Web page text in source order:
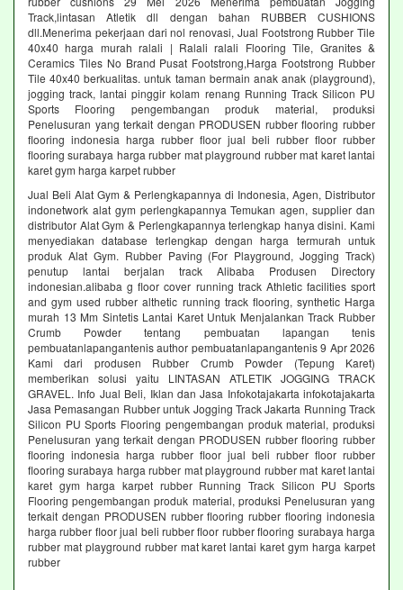
Track,lintasan Atletik dll dengan bahan RUBBER CUSHIONS
dll.Menerima pekerjaan dari nol renovasi, Jual Footstrong Rubber Tile
40x40 harga murah ralali | Ralali ralali Flooring Tile, Granites &
Ceramics Tiles No Brand Pusat Footstrong,Harga Footstrong Rubber
Tile 40x40 berkualitas. untuk taman bermain anak anak (playground),
jogging track, lantai pinggir kolam renang Running Track Silicon PU
Sports Flooring pengembangan produk material, produksi
Penelusuran yang terkait dengan PRODUSEN rubber flooring rubber
flooring indonesia harga rubber floor jual beli rubber floor rubber
flooring surabaya harga rubber mat playground rubber mat karet lantai
karet gym harga karpet rubber
Jual Beli Alat Gym & Perlengkapannya di Indonesia, Agen, Distributor
indonetwork alat gym perlengkapannya Temukan agen, supplier dan
distributor Alat Gym & Perlengkapannya terlengkap hanya disini. Kami
menyediakan database terlengkap dengan harga termurah untuk
produk Alat Gym. Rubber Paving (For Playground, Jogging Track)
penutup lantai berjalan track Alibaba Produsen Directory
indonesian.alibaba g floor cover running track Athletic facilities sport
and gym used rubber althetic running track flooring, synthetic Harga
murah 13 Mm Sintetis Lantai Karet Untuk Menjalankan Track Rubber
Crumb Powder tentang pembuatan lapangan tenis
pembuatanlapangantenis author pembuatanlapangantenis 9 Apr 2026
Kami dari produsen Rubber Crumb Powder (Tepung Karet)
memberikan solusi yaitu LINTASAN ATLETIK JOGGING TRACK
GRAVEL. Info Jual Beli, Iklan dan Jasa Infokotajakarta infokotajakarta
Jasa Pemasangan Rubber untuk Jogging Track Jakarta Running Track
Silicon PU Sports Flooring pengembangan produk material, produksi
Penelusuran yang terkait dengan PRODUSEN rubber flooring rubber
flooring indonesia harga rubber floor jual beli rubber floor rubber
flooring surabaya harga rubber mat playground rubber mat karet lantai
karet gym harga karpet rubber Running Track Silicon PU Sports
Flooring pengembangan produk material, produksi Penelusuran yang
terkait dengan PRODUSEN rubber flooring rubber flooring indonesia
harga rubber floor jual beli rubber floor rubber flooring surabaya harga
rubber mat playground rubber mat karet lantai karet gym harga karpet
rubber